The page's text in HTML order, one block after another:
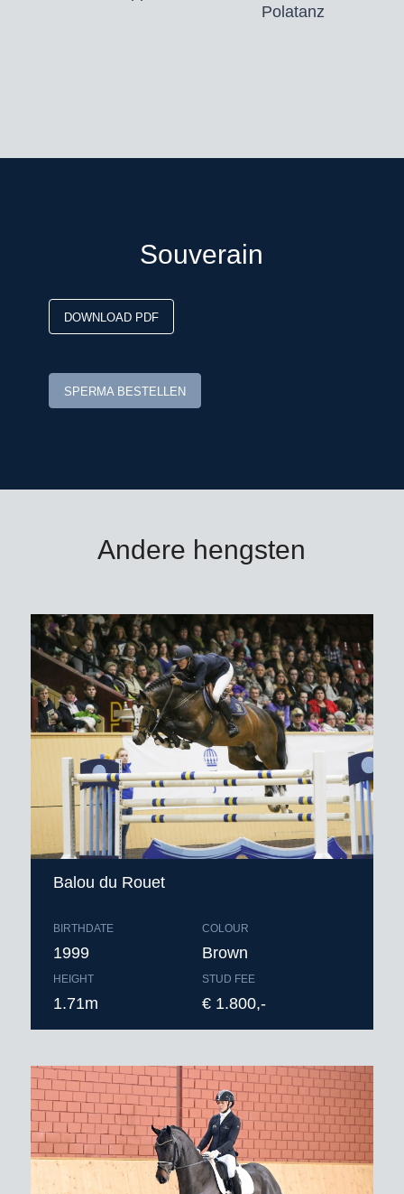
*zie toelichting leveringsvoorwaarden
Polatanz
Souverain
DOWNLOAD PDF
SPERMA BESTELLEN
Andere hengsten
Balou du Rouet
BIRTHDATE
1999
HEIGHT
1.71m
COLOUR
Brown
STUD FEE
€ 1.800,-